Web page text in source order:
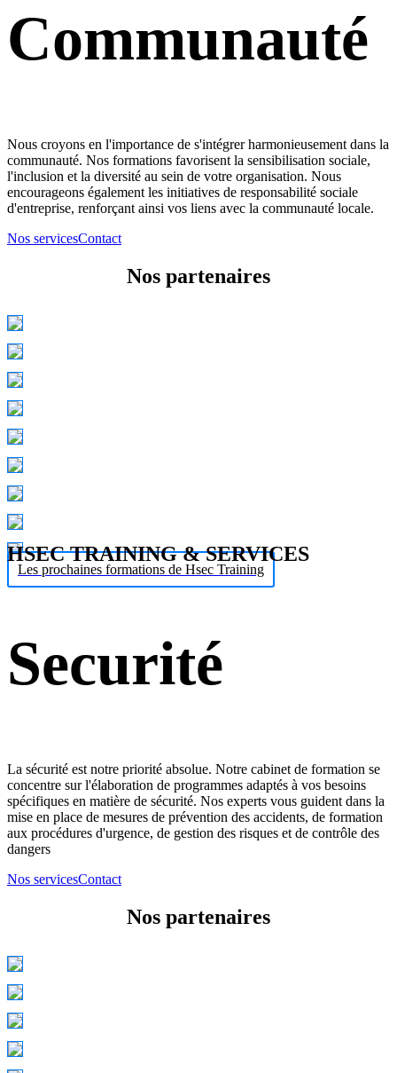
Communauté
Nous croyons en l'importance de s'intégrer harmonieusement dans la
communauté. Nos formations favorisent la sensibilisation sociale,
l'inclusion et la diversité au sein de votre organisation. Nous
encourageons également les initiatives de responsabilité sociale
d'entreprise, renforçant ainsi vos liens avec la communauté locale.
Nos servicesContact
Nos partenaires
Les prochaines formations de Hsec Training
HSEC TRAINING & SERVICES
Securité
La sécurité est notre priorité absolue. Notre cabinet de formation se
concentre sur l'élaboration de programmes adaptés à vos besoins
spécifiques en matière de sécurité. Nos experts vous guident dans la
mise en place de mesures de prévention des accidents, de formation
aux procédures d'urgence, de gestion des risques et de contrôle des
dangers
Nos servicesContact
Nos partenaires